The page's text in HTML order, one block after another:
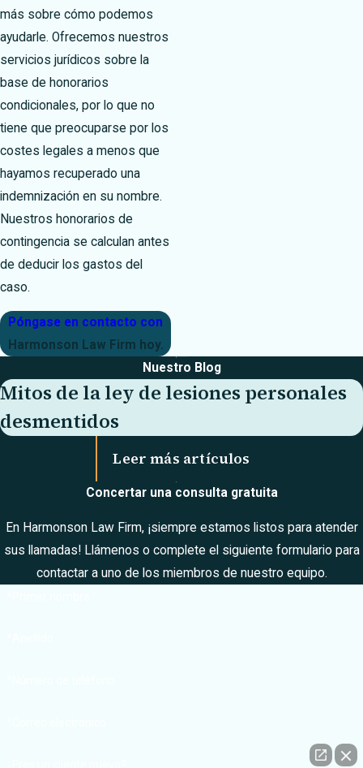
más sobre cómo podemos
ayudarle. Ofrecemos nuestros
servicios jurídicos sobre la
base de honorarios
condicionales, por lo que no
tiene que preocuparse por los
costes legales a menos que
hayamos recuperado una
indemnización en su nombre.
Nuestros honorarios de
contingencia se calculan antes
de deducir los gastos del
caso.
Póngase en contacto con
Harmonson Law Firm hoy.
Nuestro Blog
Mitos de la ley de lesiones personales
desmentidos
Leer más artículos
Concertar una consulta gratuita
En Harmonson Law Firm, ¡siempre estamos listos para atender
sus llamadas! Llámenos o complete el siguiente formulario para
contactar a uno de los miembros de nuestro equipo.